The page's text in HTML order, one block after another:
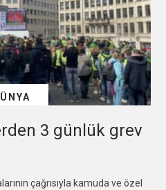
3 günlük grev
çağrısıyla kamuda ve özel